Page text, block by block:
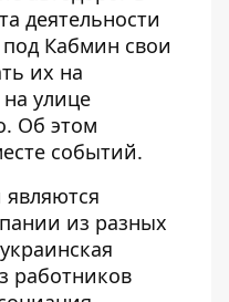
деятельности
Кабмин свои
их на
улице
Об этом
событий.
из разных
работников